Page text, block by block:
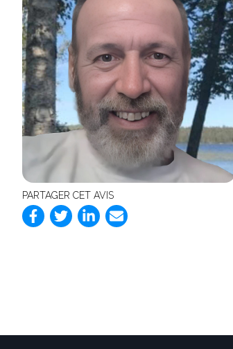
PARTAGER CET AVIS